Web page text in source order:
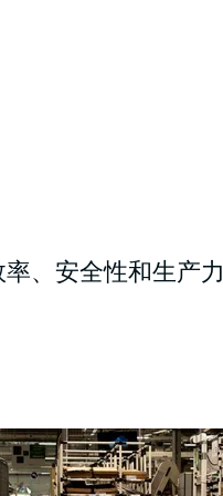
、安全性和生产力